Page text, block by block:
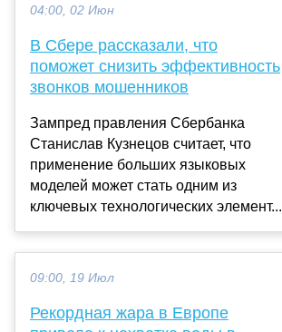
04:00, 02 Июн
В Сбере рассказали, что
поможет снизить эффективность
звонков мошенников
Зампред правления Сбербанка
Станислав Кузнецов считает, что
применение больших языковых
моделей может стать одним из
ключевых технологических элемент...
09:00, 19 Июл
Рекордная жара в Европе